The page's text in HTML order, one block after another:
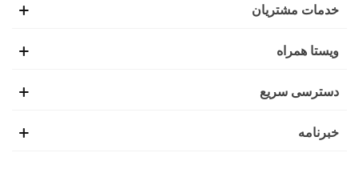
خدمات مشتریان
ویستا همراه
دسترسی سریع
خبرنامه